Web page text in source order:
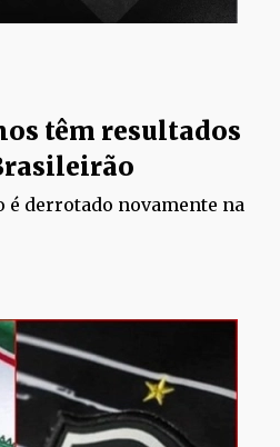
têm resultados
é derrotado novamente na